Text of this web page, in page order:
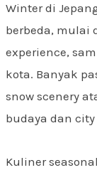
Winter di
berbeda, mulai
experience,
kota. Banyak
snow scenery
budaya dan
Kuliner